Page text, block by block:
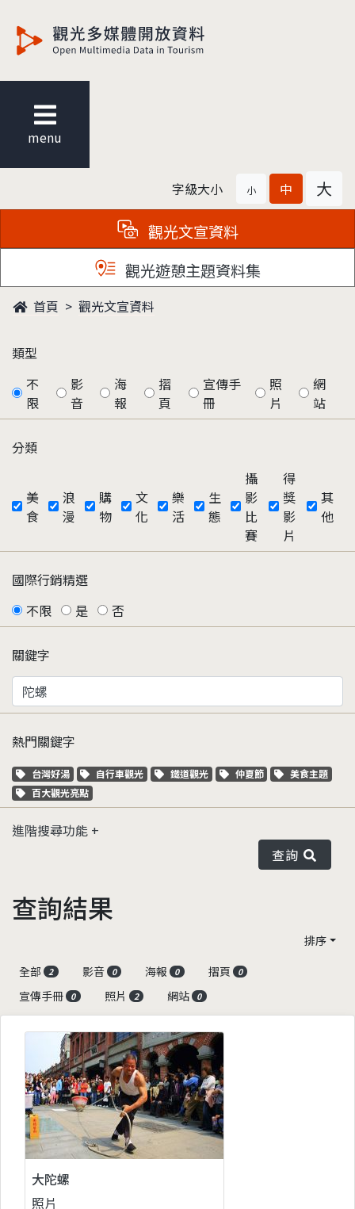
menu
字級大小 小 中 大
觀光文宣資料
觀光遊憩主題資料集
首頁 觀光文宣資料
類型
不
限
影
音
海
報
摺
頁
宣傳手
冊
照
片
網
站
分類
美
食
浪
漫
購
物
文
化
樂
活
生
態
攝
影
比
賽
得
獎
影
片
其
他
國際行銷精選
不限
是 否
關鍵字
熱門關鍵字
關鍵字標籤
台灣好湯 關鍵字標籤
自行車觀光 關鍵字標籤
鐵道觀光 關鍵字標籤
仲夏節 關鍵字標籤
美食主題
關鍵字標籤
百大觀光亮點
進階搜尋功能
查詢
查詢結果
排序
全部
2 影音 0 海報 0 摺頁 0
宣傳手冊 0 照片 2 網站 0
大陀螺
照片